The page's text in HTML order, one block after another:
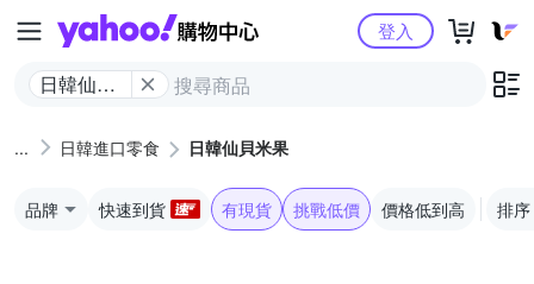
Yahoo購物中心
日韓仙貝
登入
日韓進口零食 日韓仙貝米果
品牌 快速到貨 有現貨 挑戰低價 價格低到高 排序